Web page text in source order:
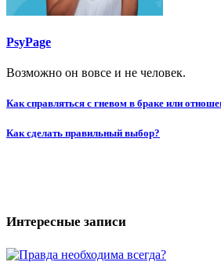
PsyPage
Возможно он вовсе и не человек.
Навигация
по
Как справляться с гневом в браке или
Как сделать правильный выбор?
Интересные записи